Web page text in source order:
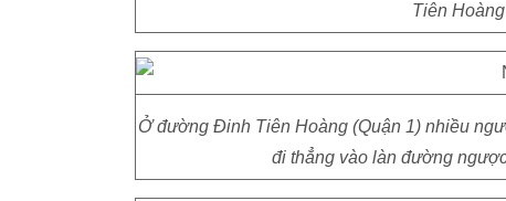
Tiên
Ở đường Đinh Tiên Hoàng (Quận 1) nhiều
đi thẳng vào làn đường